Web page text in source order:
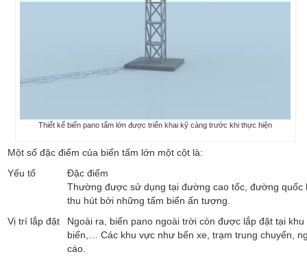
Thiết kế biển pano tấm lớn được triển khai kỹ càng trước khi thực hiện
Một số đặc điểm của biển tấm lớn một cột là:
Yếu tố
Đặc điểm
Vị trí lắp đặt
Thường được sử dụng tại đường cao tốc, đường
thu hút bởi những tấm biển ấn tượng.
Ngoài ra, biển pano ngoài trời còn được lắp đặt tại
biển,… Các khu vực như bến xe, trạm trung chuyển,
cáo.